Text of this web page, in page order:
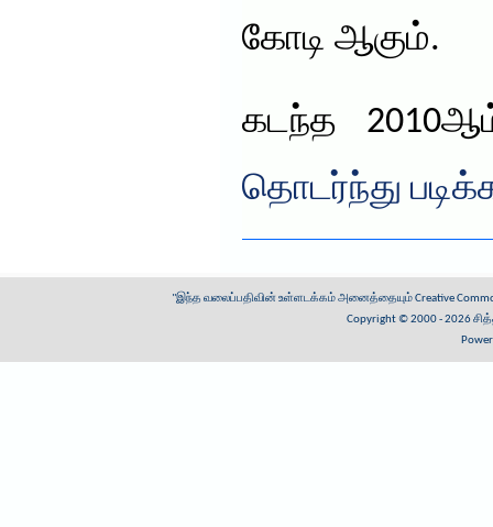
கோடி ஆகும்.
கடந்த
தொடர்ந்து
"இந்த வலைப்பதிவின் உள்ளடக்கம் அனைத்தையும்Creative
Copyright © 2000 - 2026